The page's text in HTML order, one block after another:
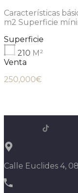
Características
m2 Superficie
Superficie
210 M²
Venta
250,000€
Calle Euclides 4,